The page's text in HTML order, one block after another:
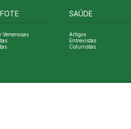
Venenosas
SAÚDE
Artigos
Entrevistas
Colunistas